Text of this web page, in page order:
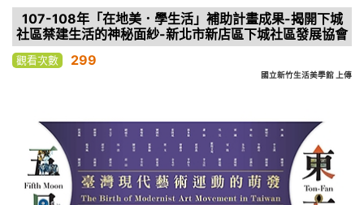
107-108年「在地美．學生活」補助計畫成果-揭開下城
社區禁建生活的神秘面紗-新北市新店區下城社區發展協會
觀看次數 299
國立新竹生活美學館 上傳